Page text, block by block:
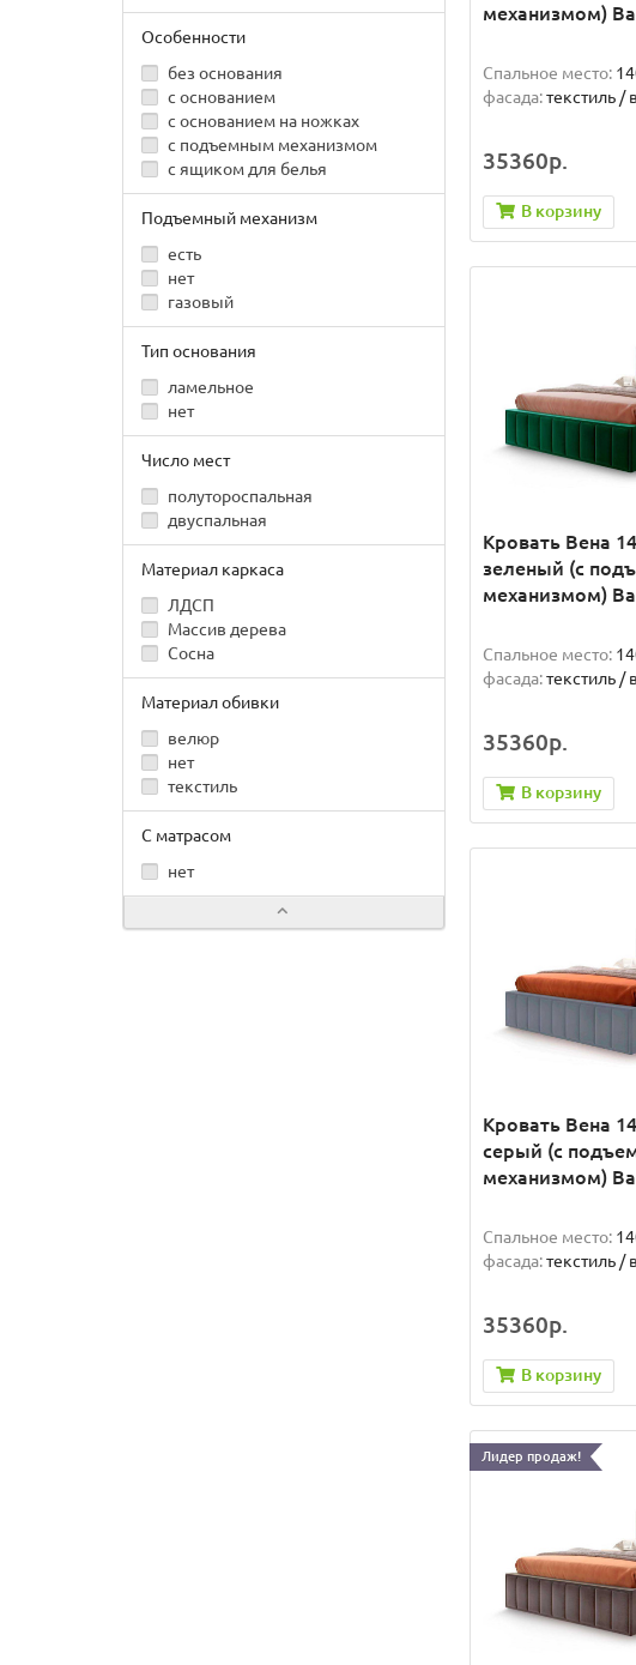
Особенности
без основания
с основанием
с основанием на ножках
с подъемным механизмом
с ящиком для белья
Подъемный механизм
есть
нет
газовый
Тип основания
ламельное
нет
Число мест
полутороспальная
двуспальная
Материал каркаса
ЛДСП
Массив дерева
Сосна
Материал обивки
велюр
нет
текстиль
С матрасом
нет
механизмом)
Спальное место:
фасада:текстиль /
35360р.
В корзину
Кровать Вена
зеленый (с
механизмом)
Спальное место:
фасада:текстиль /
35360р.
В корзину
Кровать Вена
серый (с
механизмом)
Спальное место:
фасада:текстиль /
35360р.
В корзину
Лидер продаж!